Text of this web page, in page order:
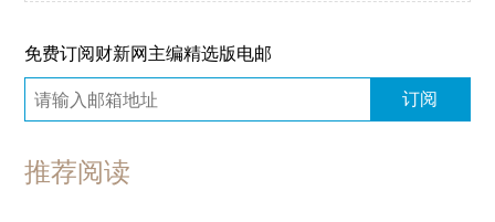
免费订阅财新网主编精选版电邮
订阅
推荐阅读